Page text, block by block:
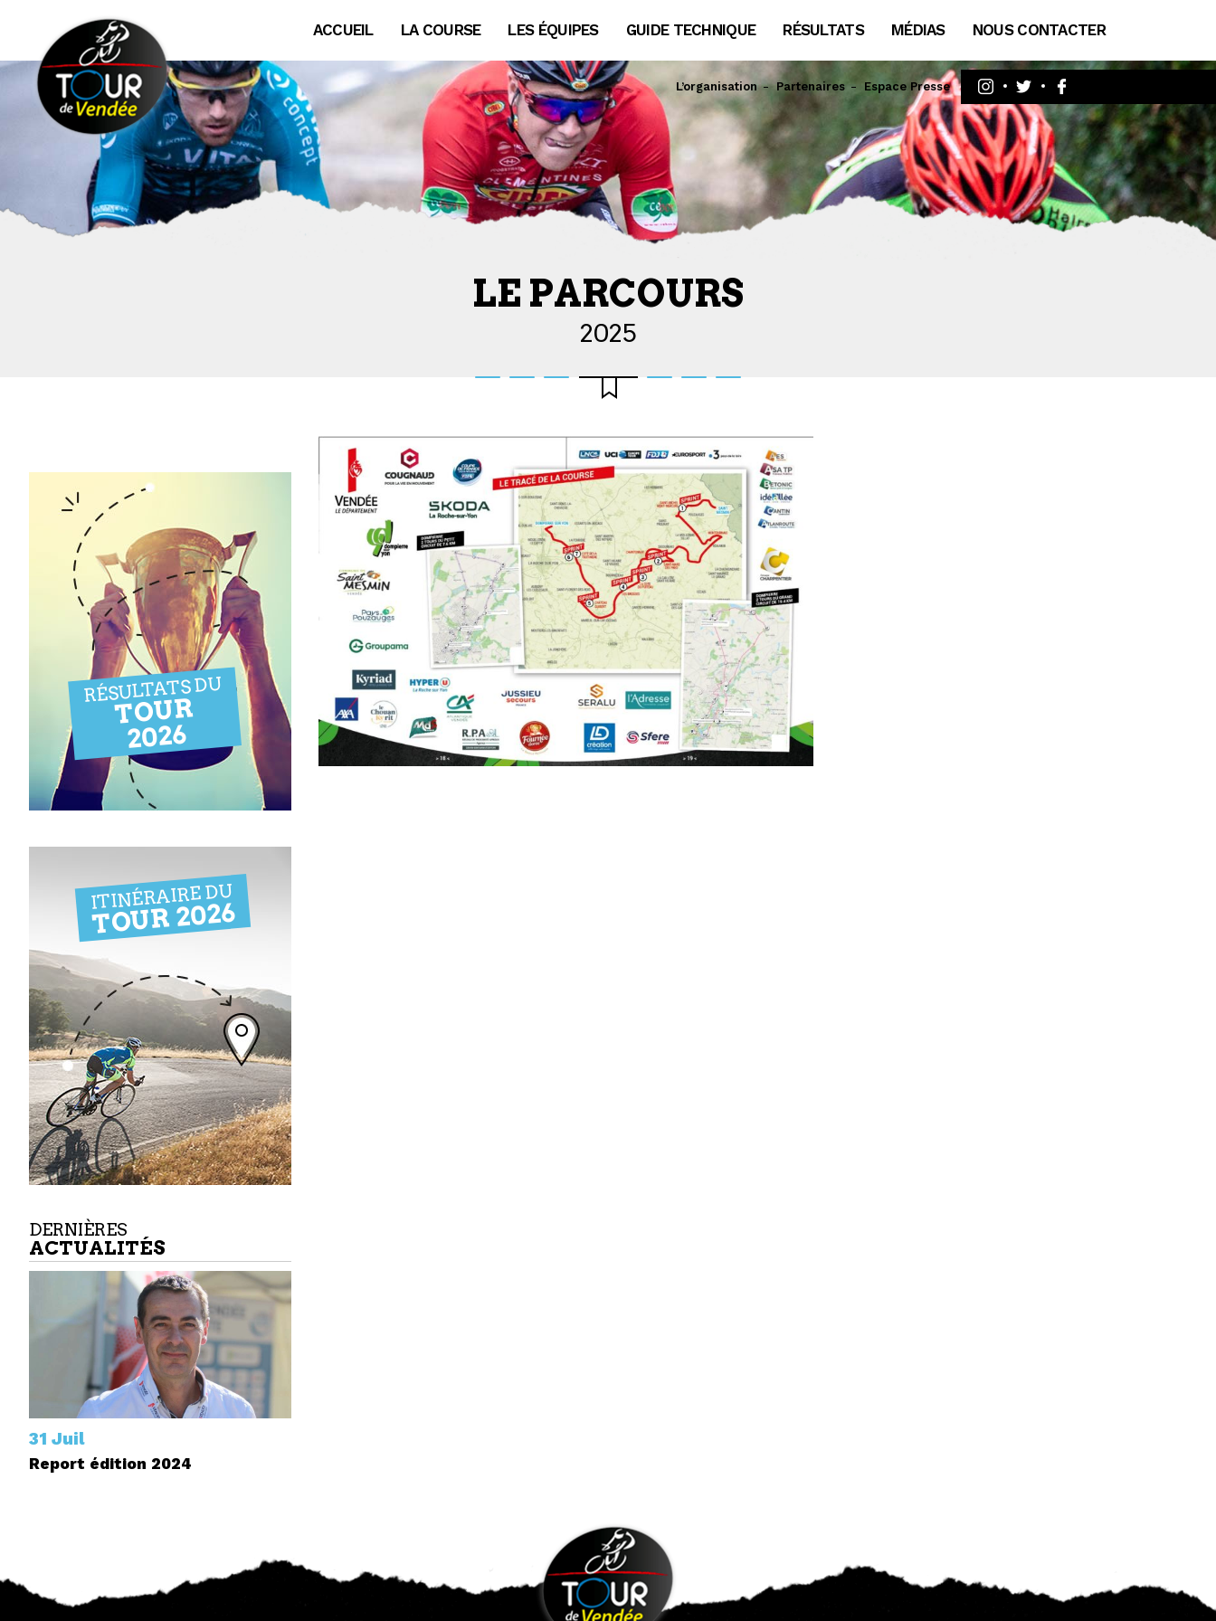
ACCUEIL LA COURSE LES ÉQUIPES GUIDE TECHNIQUE RÉSULTATS MÉDIAS NOUS CONTACTER
L’organisation Partenaires Espace Presse
LE PARCOURS
2025
RÉSULTATS DU
TOUR
2026
ITINÉRAIRE DU
TOUR 2026
DERNIÈRES
ACTUALITÉS
31 Juil
Report édition 2024